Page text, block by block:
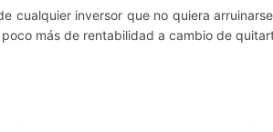
cualquier inversor que no quiera
más de rentabilidad a cambio de